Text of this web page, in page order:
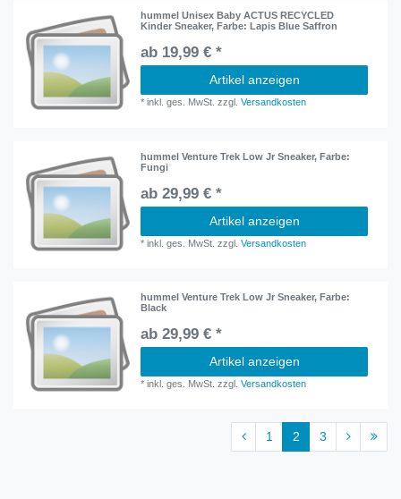
hummel Unisex Baby ACTUS RECYCLED
Kinder Sneaker, Farbe: Lapis Blue Saffron
ab 19,99 € *
Artikel anzeigen
*inkl. ges. MwSt. zzgl.Versandkosten
hummel Venture Trek Low Jr Sneaker, Farbe:
Fungi
ab 29,99 € *
Artikel anzeigen
*inkl. ges. MwSt. zzgl.Versandkosten
hummel Venture Trek Low Jr Sneaker, Farbe:
Black
ab 29,99 € *
Artikel anzeigen
*inkl. ges. MwSt. zzgl.Versandkosten
1 2 3